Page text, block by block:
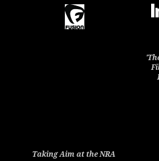
Taking Aim at the NRA